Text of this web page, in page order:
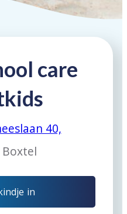
care
40,
Boxtel
in